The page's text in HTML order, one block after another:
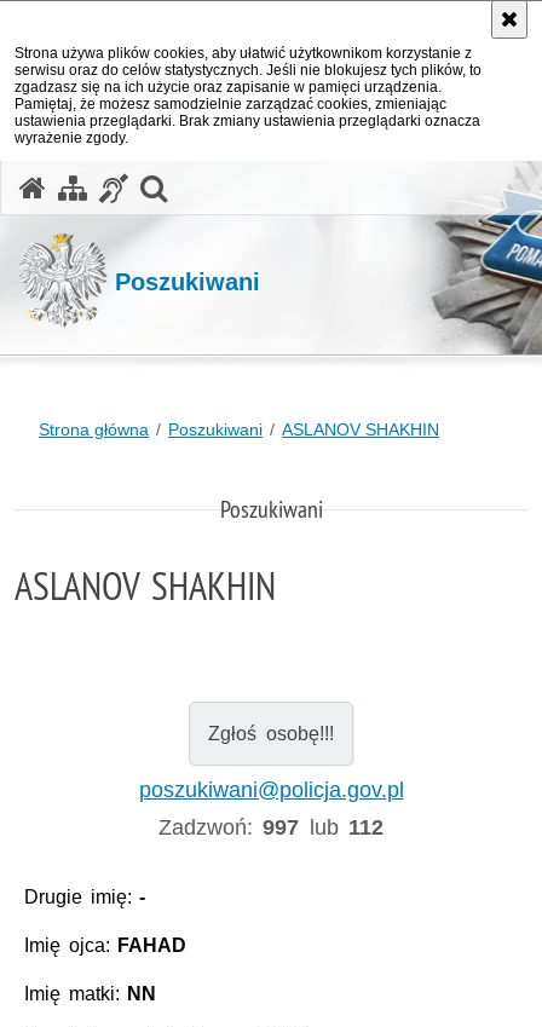
Strona używa plików cookies, aby ułatwić użytkownikom korzystanie z
serwisu oraz do celów statystycznych. Jeśli nie blokujesz tych plików, to
zgadzasz się na ich użycie oraz zapisanie w pamięci urządzenia.
Pamiętaj, że możesz samodzielnie zarządzać cookies, zmieniając
ustawienia przeglądarki. Brak zmiany ustawienia przeglądarki oznacza
wyrażenie zgody.
Poszukiwani
Strona główna Poszukiwani ASLANOV SHAKHIN
Poszukiwani
ASLANOV SHAKHIN
Zgłoś osobę!!!
poszukiwani@policja.gov.pl
Zadzwoń:997 lub 112
Drugie imię:-
Imię ojca: FAHAD
Imię matki: NN